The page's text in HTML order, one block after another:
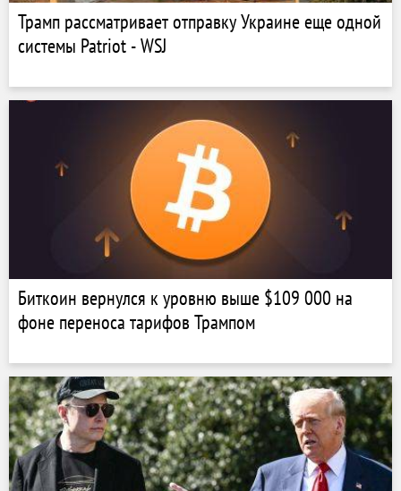
Трамп рассматривает отправку Украине еще одной
системы Patriot - WSJ
Биткоин вернулся к уровню выше $109 000 на
фоне переноса тарифов Трампом